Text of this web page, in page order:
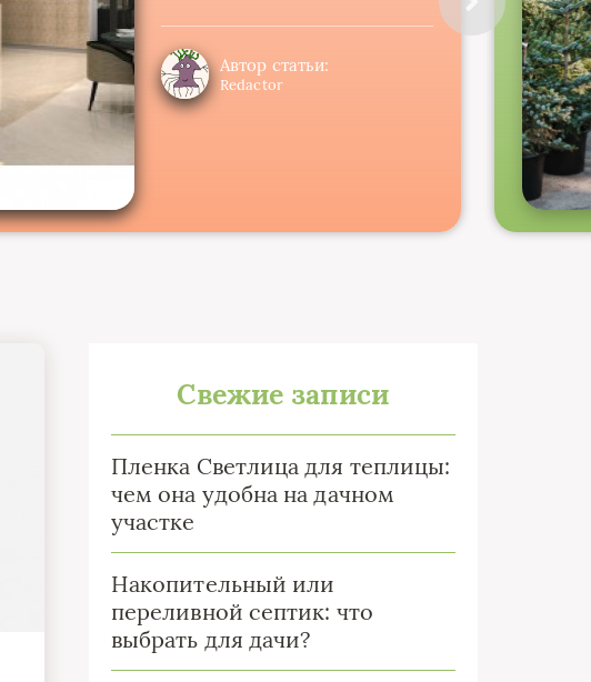
Автор статьи:
Redactor
Свежие записи
Пленка Светлица для теплицы:
чем она удобна на дачном
участке
Накопительный или
переливной септик: что
выбрать для дачи?